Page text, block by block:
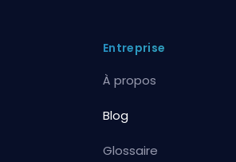
Entreprise
À propos
Blog
Glossaire